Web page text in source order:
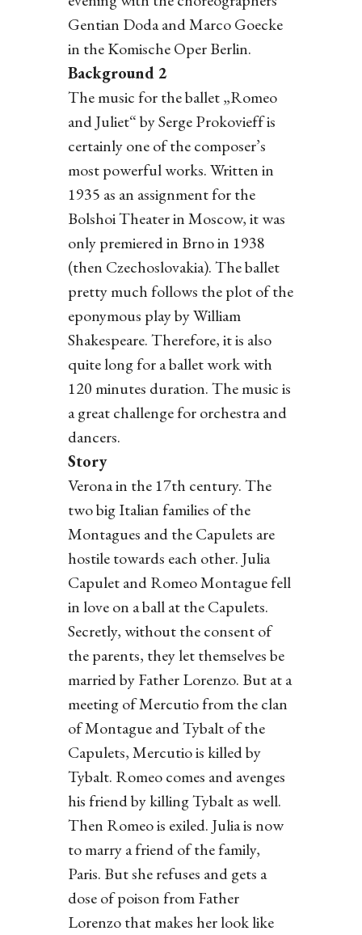
Gentian Doda and Marco Goecke
in the Komische Oper Berlin.
Background 2
The music for the ballet „Romeo
and Juliet“ by Serge Prokovieff is
certainly one of the composer’s
most powerful works. Written in
1935 as an assignment for the
Bolshoi Theater in Moscow, it was
only premiered in Brno in 1938
(then Czechoslovakia). The ballet
pretty much follows the plot of the
eponymous play by William
Shakespeare. Therefore, it is also
quite long for a ballet work with
120 minutes duration. The music is
a great challenge for orchestra and
dancers.
Story
Verona in the 17th century. The
two big Italian families of the
Montagues and the Capulets are
hostile towards each other. Julia
Capulet and Romeo Montague fell
in love on a ball at the Capulets.
Secretly, without the consent of
the parents, they let themselves be
married by Father Lorenzo. But at a
meeting of Mercutio from the clan
of Montague and Tybalt of the
Capulets, Mercutio is killed by
Tybalt. Romeo comes and avenges
his friend by killing Tybalt as well.
Then Romeo is exiled. Julia is now
to marry a friend of the family,
Paris. But she refuses and gets a
dose of poison from Father
Lorenzo that makes her look like